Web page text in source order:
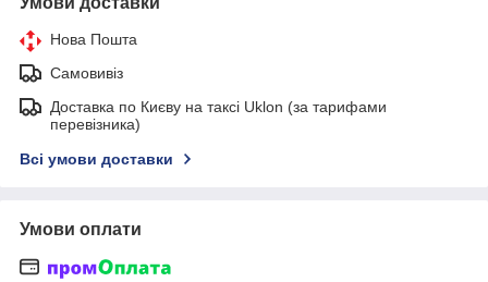
Нова Пошта
Самовивіз
Доставка по Києву на таксі Uklon (за тарифами
перевізника)
Всі умови доставки
Умови оплати